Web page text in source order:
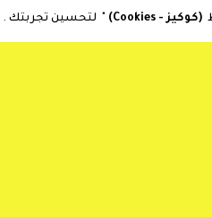
(كوكيز - Cookies) " لتحسين تجربتك .